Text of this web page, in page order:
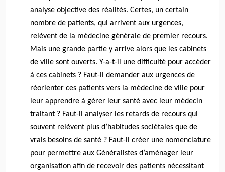
analyse objective des réalités. Certes, un certain
nombre de patients, qui arrivent aux urgences,
relèvent de la médecine générale de premier recours.
Mais une grande partie y arrive alors que les cabinets
de ville sont ouverts. Y-a-t-il une difficulté pour accéder
à ces cabinets ? Faut-il demander aux urgences de
réorienter ces patients vers la médecine de ville pour
leur apprendre à gérer leur santé avec leur médecin
traitant ? Faut-il analyser les retards de recours qui
souvent relèvent plus d’habitudes sociétales que de
vrais besoins de santé ? Faut-il créer une nomenclature
pour permettre aux Généralistes d’aménager leur
organisation afin de recevoir des patients nécessitant